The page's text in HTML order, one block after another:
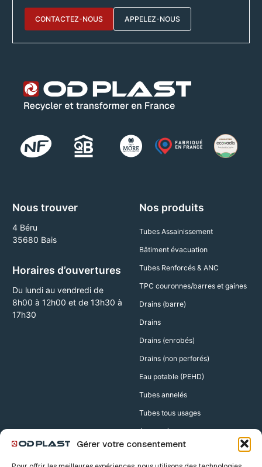
Gérer votre consentement
CONTACTEZ-NOUS APPELEZ-NOUS
Nous trouver
4 Béru
35680 Bais
Horaires d’ouvertures
Du lundi au vendredi de
8h00 à 12h00 et de 13h30 à
17h30
Nos produits
Tubes Assainissement
Bâtiment évacuation
Tubes Renforcés & ANC
TPC couronnes/barres et gaines
Drains (barre)
Drains
Drains (enrobés)
Drains (non perforés)
Eau potable (PEHD)
Tubes annelés
Tubes tous usages
Accessoires
Accessoires Drains